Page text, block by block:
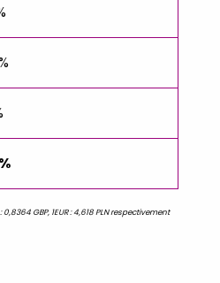
GBP, 1EUR : 4,618 PLN respectivement